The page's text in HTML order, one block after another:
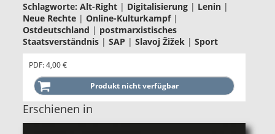
Schlagworte: Alt-Right | Digitalisierung | Lenin |
Neue Rechte | Online-Kulturkampf|
Ostdeutschland | postmarxistisches
Staatsverständnis | SAP | Slavoj Žižek | Sport
PDF: 4,00 €
Erschienen in